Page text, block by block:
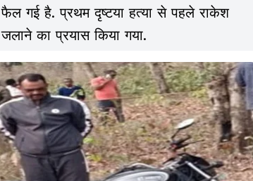
गई है. प्रथम दृष्टया हत्या से पहले राकेश
का प्रयास किया गया.